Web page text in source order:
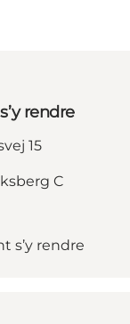
rendre
15
C
s’y rendre